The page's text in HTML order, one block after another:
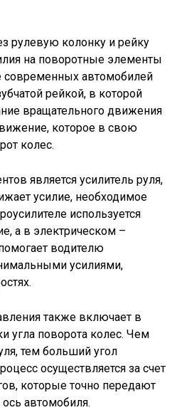
рулевую колонку и рейку
на поворотные элементы
современных автомобилей
рейкой, в которой
вращательного движения
которое в свою
колес.
является усилитель руля,
усилие, необходимое
используется
а в электрическом –
водителю
усилиями,
также включает в
угла поворота колес. Чем
тем больший угол
осуществляется за счет
которые точно передают
автомобиля.